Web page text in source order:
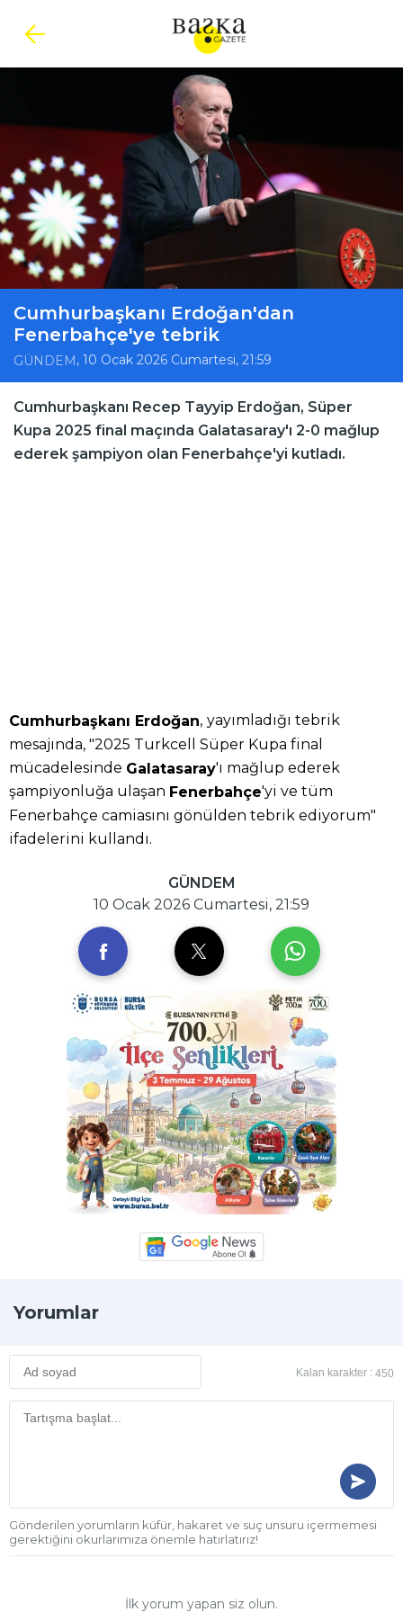
Cumhurbaşkanı Erdoğan'dan
Fenerbahçe'ye tebrik
GÜNDEM, 10 Ocak 2026 Cumartesi, 21:59
Cumhurbaşkanı Recep Tayyip Erdoğan, Süper
Kupa 2025 final maçında Galatasaray'ı 2-0 mağlup
ederek şampiyon olan Fenerbahçe'yi kutladı.
Cumhurbaşkanı Erdoğan, yayımladığı tebrik
mesajında, "2025 Turkcell Süper Kupa final
mücadelesinde Galatasaray'ı mağlup ederek
şampiyonluğa ulaşan Fenerbahçe'yi ve tüm
Fenerbahçe camiasını gönülden tebrik ediyorum"
ifadelerini kullandı.
GÜNDEM
10 Ocak 2026 Cumartesi, 21:59
Yorumlar
Kalan karakter : 450
Gönderilen yorumların küfür, hakaret ve suç unsuru içermemesi
gerektiğini okurlarımıza önemle hatırlatırız!
İlk yorum yapan siz olun.